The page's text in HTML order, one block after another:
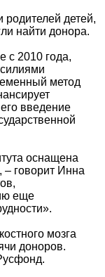
родителей детей,
найти донора.
с 2010 года,
метод
введение
оснащена
– говорит Инна
еще
мозга
доноров.